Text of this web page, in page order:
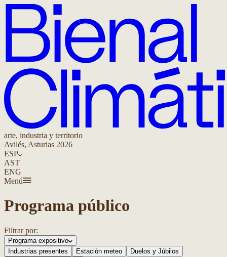
arte, industria y territorio
Avilés, Asturias 2026
ESP
AST
ENG
Menú
Programa público
Filtrar por:
Programa expositivo
Industrias presentes
Estación meteo
Duelos y Júbilos